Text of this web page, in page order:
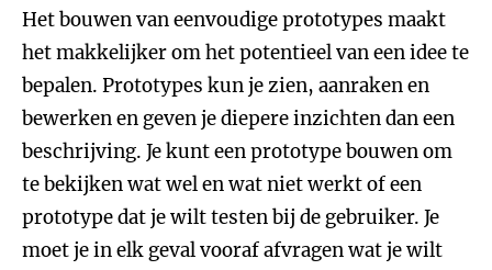
Het bouwen van eenvoudige prototypes maakt
het makkelijker om het potentieel van een idee te
bepalen. Prototypes kun je zien, aanraken en
bewerken en geven je diepere inzichten dan een
beschrijving. Je kunt een prototype bouwen om
te bekijken wat wel en wat niet werkt of een
prototype dat je wilt testen bij de gebruiker. Je
moet je in elk geval vooraf afvragen wat je wilt